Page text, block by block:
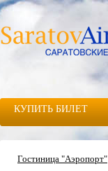
КУПИТЬ БИЛЕТ
Гостиница "Аэропорт"